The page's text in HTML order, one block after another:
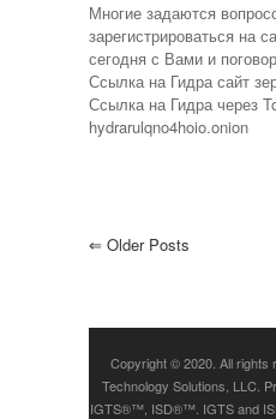
Многие задаются
зарегистрироваться на
сегодня с Вами и
Ссылка на Гидра сайт
Ссылка на Гидра через
hydrarulqno4hoio.onion
⇐ Older Posts
Copyright © 2020. All rights
Technology Solutions, LLC.
IGTS®™, ISD®™. IGTS and